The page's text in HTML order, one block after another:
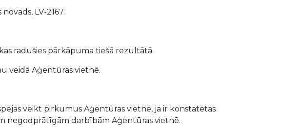
LV-2167.
radušies pārkāpuma tiešā rezultātā.
veidā Aģentūras vietnē.
veikt pirkumus Aģentūras vietnē, ja ir konstatētas
negodprātīgām darbībām Aģentūras vietnē.